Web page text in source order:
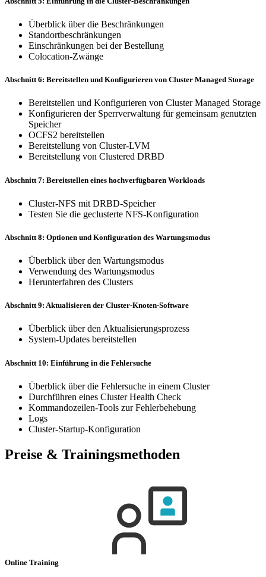
Überblick über die Beschränkungen
Standortbeschränkungen
Einschränkungen bei der Bestellung
Colocation-Zwänge
Abschnitt 6: Bereitstellen und Konfigurieren von Cluster Managed Storage
Bereitstellen und Konfigurieren von Cluster Managed Storage
Konfigurieren der Sperrverwaltung für gemeinsam genutzten
Speicher
OCFS2 bereitstellen
Bereitstellung von Cluster-LVM
Bereitstellung von Clustered DRBD
Abschnitt 7: Bereitstellen eines hochverfügbaren Workloads
Cluster-NFS mit DRBD-Speicher
Testen Sie die geclusterte NFS-Konfiguration
Abschnitt 8: Optionen und Konfiguration des Wartungsmodus
Überblick über den Wartungsmodus
Verwendung des Wartungsmodus
Herunterfahren des Clusters
Abschnitt 9: Aktualisieren der Cluster-Knoten-Software
Überblick über den Aktualisierungsprozess
System-Updates bereitstellen
Abschnitt 10: Einführung in die Fehlersuche
Überblick über die Fehlersuche in einem Cluster
Durchführen eines Cluster Health Check
Kommandozeilen-Tools zur Fehlerbehebung
Logs
Cluster-Startup-Konfiguration
Preise & Trainingsmethoden
Online Training